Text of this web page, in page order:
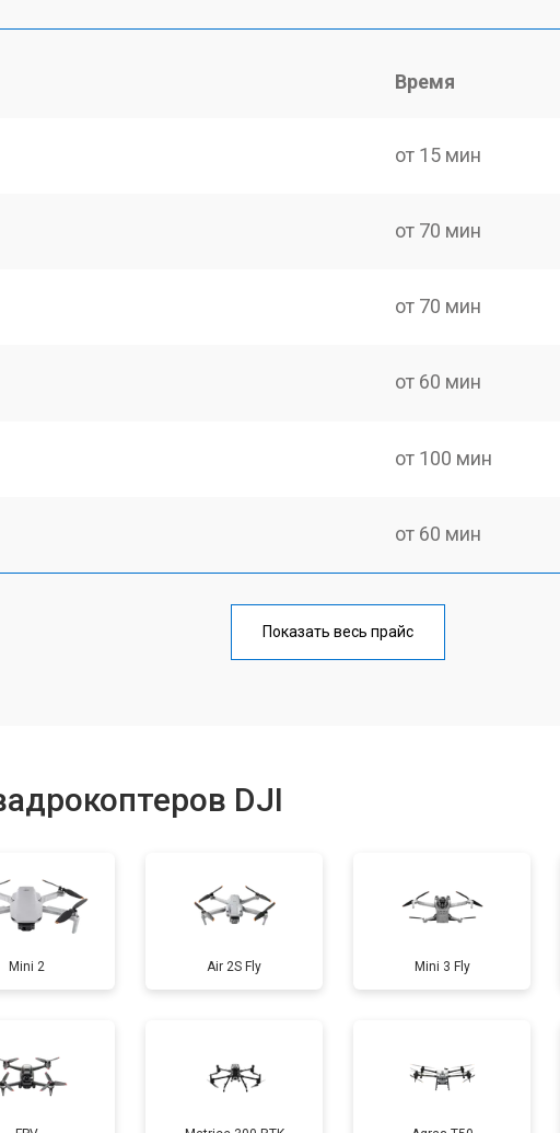
Время
от 15 мин
от 70 мин
от 70 мин
от 60 мин
от 100 мин
от 60 мин
от 100 мин
от 60 мин
Fi от 40 мин
от 70 мин
Показать весь прайс
DJI
Mini 2 Air 2S Fly Mini 3 Fly